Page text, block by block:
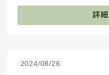
詳
2024/08/26